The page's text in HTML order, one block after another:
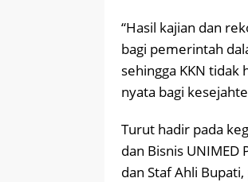
“Hasil kajian dan
bagi pemerintah
sehingga KKN
nyata bagi
Turut hadir pada
dan Bisnis UNIMED
dan Staf Ahli